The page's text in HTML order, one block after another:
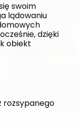
swoim
lądowaniu
dzięki
obiekt
rozsypanego